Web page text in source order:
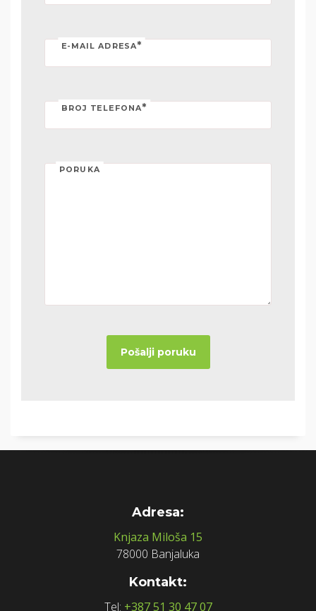
E-MAIL ADRESA*
BROJ TELEFONA*
PORUKA
Adresa:
Knjaza Miloša 15
78000 Banjaluka
Kontakt:
Tel: +387 51 30 47 07